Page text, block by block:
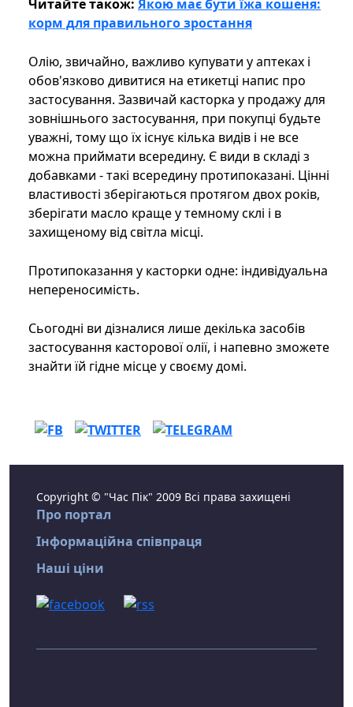
Читайте також: Якою має бути їжа кошеня:
корм для правильного зростання
Олію, звичайно, важливо купувати у аптеках і
обов'язково дивитися на етикетці напис про
застосування. Зазвичай касторка у продажу для
зовнішнього застосування, при покупці будьте
уважні, тому що їх існує кілька видів і не все
можна приймати всередину. Є види в складі з
добавками - такі всередину протипоказані. Цінні
властивості зберігаються протягом двох років,
зберігати масло краще у темному склі і в
захищеному від світла місці.
Протипоказання у касторки одне: індивідуальна
непереносимість.
Сьогодні ви дізналися лише декілька засобів
застосування касторової олії, і напевно зможете
знайти їй гідне місце у своєму домі.
Copyright © "Час Пік" 2009 Всі права захищені
Про портал
Інформаційна співпраця
Наші ціни